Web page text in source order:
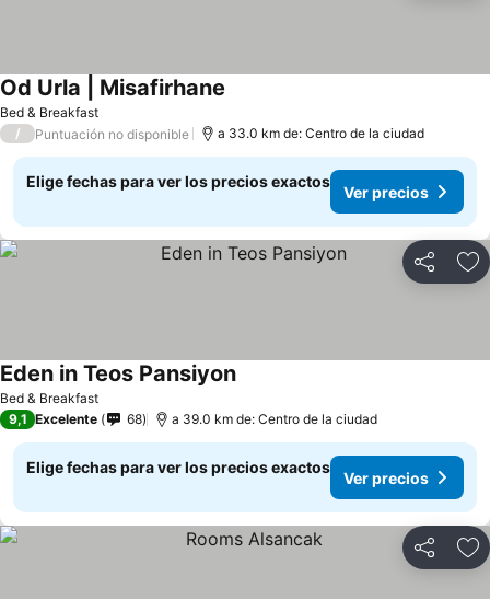
Bed & Breakfast
Od Urla | Misafirhane
/ Puntuación no disponible a 33.0 km de: Centro de la ciudad
Elige fechas para ver los precios exactos
Ver precios
Compartir
Bed & Breakfast
Eden in Teos Pansiyon
9,1 Excelente 68 a 39.0 km de: Centro de la ciudad
Elige fechas para ver los precios exactos
Ver precios
Compartir